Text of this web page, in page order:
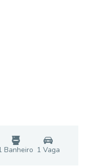
Banheiro 1 Vaga